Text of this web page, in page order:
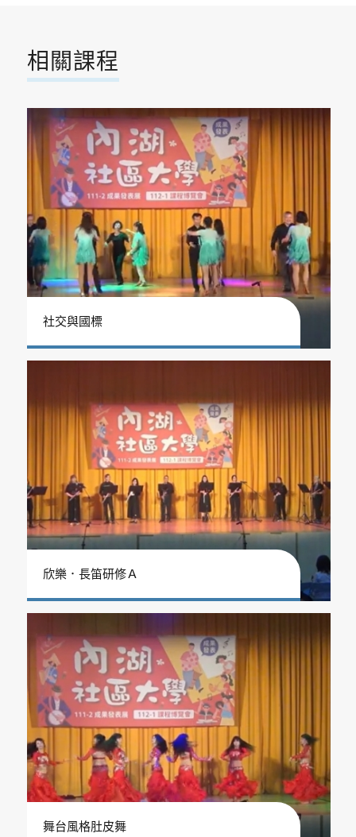
相關課程
社交與國標
欣樂．長笛研修Ａ
舞台風格肚皮舞